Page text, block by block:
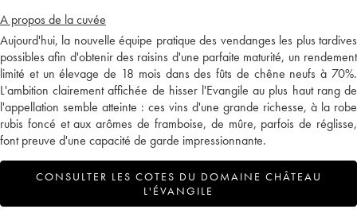
A propos de la cuvée
Aujourd'hui, la nouvelle équipe pratique des vendanges les plus tardives
possibles afin d'obtenir des raisins d'une parfaite maturité, un rendement
limité et un élevage de 18 mois dans des fûts de chêne neufs à 70%.
L'ambition clairement affichée de hisser l'Evangile au plus haut rang de
l'appellation semble atteinte : ces vins d'une grande richesse, à la robe
rubis foncé et aux arômes de framboise, de mûre, parfois de réglisse,
font preuve d'une capacité de garde impressionnante.
CONSULTER LES COTES DU DOMAINE CHÂTEAU
L'ÉVANGILE